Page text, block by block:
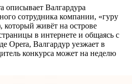
описывает Валгардура
сотрудника компании, «гуру
который живёт на острове
в интернете и общаясь с
Opera, Валгардур уезжает в
конкурса может на неделю